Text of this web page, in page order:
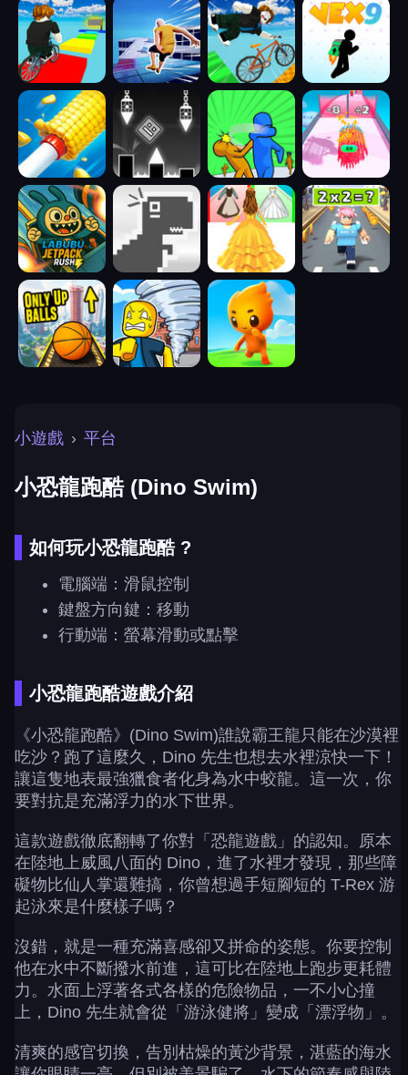
小遊戲 › 平台
小恐龍跑酷 (Dino Swim)
如何玩小恐龍跑酷 ?
電腦端：滑鼠控制
鍵盤方向鍵：移動
行動端：螢幕滑動或點擊
小恐龍跑酷遊戲介紹
《小恐龍跑酷》(Dino Swim)誰說霸王龍只能在沙漠裡
吃沙？跑了這麼久，Dino 先生也想去水裡涼快一下！
讓這隻地表最強獵食者化身為水中蛟龍。這一次，你
要對抗是充滿浮力的水下世界。
這款遊戲徹底翻轉了你對「恐龍遊戲」的認知。原本
在陸地上威風八面的 Dino，進了水裡才發現，那些障
礙物比仙人掌還難搞，你曾想過手短腳短的 T-Rex 游
起泳來是什麼樣子嗎？
沒錯，就是一種充滿喜感卻又拼命的姿態。你要控制
他在水中不斷撥水前進，這可比在陸地上跑步更耗體
力。水面上浮著各式各樣的危險物品，一不小心撞
上，Dino 先生就會從「游泳健將」變成「漂浮物」。
清爽的感官切換，告別枯燥的黃沙背景，湛藍的海水